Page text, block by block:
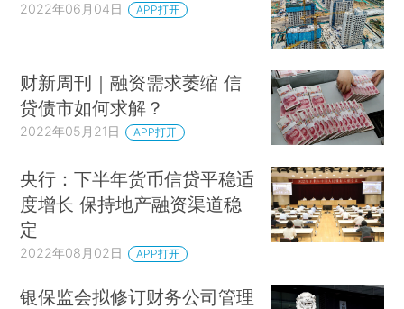
2022年06月04日 APP打开
财新周刊｜融资需求萎缩 信
贷债市如何求解？
2022年05月21日 APP打开
央行：下半年货币信贷平稳适
度增长 保持地产融资渠道稳
定
2022年08月02日 APP打开
银保监会拟修订财务公司管理